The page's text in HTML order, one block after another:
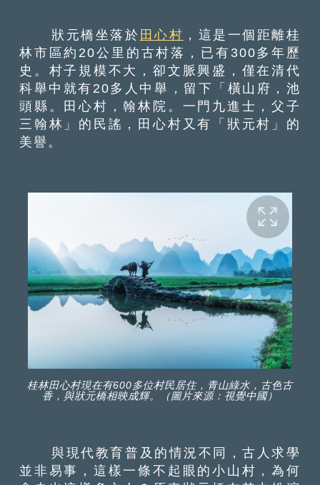
狀元橋坐落於 田心村 ，這是一個距離桂
林市區約20公里的古村落，已有300多年歷
史。村子規模不大，卻文脈興盛，僅在清代
科舉中就有20多人中舉，留下「橫山府，池
頭縣。田心村，翰林院。一門九進士，父子
三翰林」的民謠，田心村又有「狀元村」的
美譽。
桂林田心村現在有600多位村民居住，青山綠水，古色古
香，與狀元橋相映成輝。（圖片來源：視覺中國）
與現代教育普及的情況不同，古人求學
並非易事，這樣一條不起眼的小山村，為何